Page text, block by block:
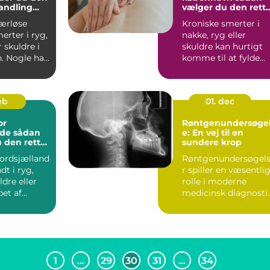
i ryg,
skuldre i
Nogle har
vælger du den
Kroniske smerter i
nakke, ryg eller
skuldre kan hurtigt
komme til at fylde
Mange i h...
den rette
i ryg,
eller
af
01. dec
e: En vej til en
sundere krop
r spiller en væsentlig
rolle i moderne
medicinsk
1 … 29 30 31 … 34